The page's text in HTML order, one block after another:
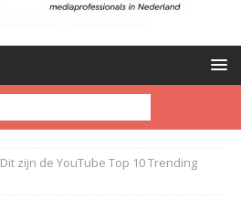
Dit zijn de YouTube Top 10 Trending